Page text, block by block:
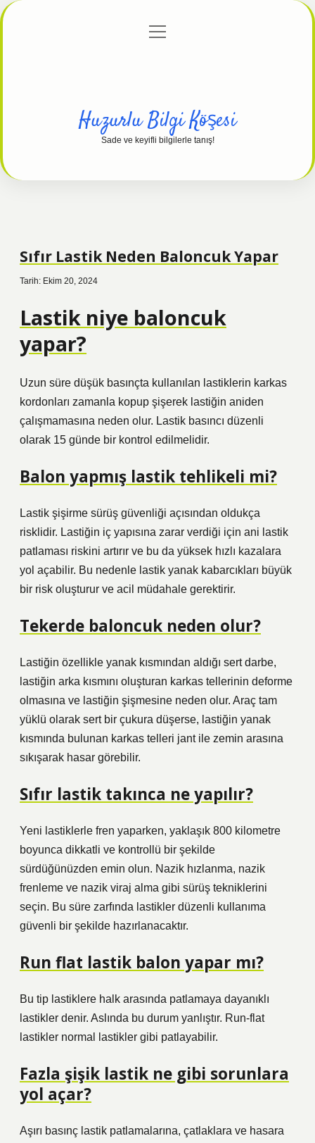
Gizlilik Politikası
menüyü
Huzurlu Bilgi Köşesi
Sade ve keyifli bilgilerle tanış!
Sıfır Lastik Neden Baloncuk Yapar
Tarih: Ekim 20, 2024
Lastik niye baloncuk
yapar?
Uzun süre düşük basınçta kullanılan lastiklerin karkas
kordonları zamanla kopup şişerek lastiğin aniden
çalışmamasına neden olur. Lastik basıncı düzenli
olarak 15 günde bir kontrol edilmelidir.
Balon yapmış lastik tehlikeli mi?
Lastik şişirme sürüş güvenliği açısından oldukça
risklidir. Lastiğin iç yapısına zarar verdiği için ani lastik
patlaması riskini artırır ve bu da yüksek hızlı kazalara
yol açabilir. Bu nedenle lastik yanak kabarcıkları büyük
bir risk oluşturur ve acil müdahale gerektirir.
Tekerde baloncuk neden olur?
Lastiğin özellikle yanak kısmından aldığı sert darbe,
lastiğin arka kısmını oluşturan karkas tellerinin deforme
olmasına ve lastiğin şişmesine neden olur. Araç tam
yüklü olarak sert bir çukura düşerse, lastiğin yanak
kısmında bulunan karkas telleri jant ile zemin arasına
sıkışarak hasar görebilir.
Sıfır lastik takınca ne yapılır?
Yeni lastiklerle fren yaparken, yaklaşık 800 kilometre
boyunca dikkatli ve kontrollü bir şekilde
sürdüğünüzden emin olun. Nazik hızlanma, nazik
frenleme ve nazik viraj alma gibi sürüş tekniklerini
seçin. Bu süre zarfında lastikler düzenli kullanıma
güvenli bir şekilde hazırlanacaktır.
Run flat lastik balon yapar mı?
Bu tip lastiklere halk arasında patlamaya dayanıklı
lastikler denir. Aslında bu durum yanlıştır. Run-flat
lastikler normal lastikler gibi patlayabilir.
Fazla şişik lastik ne gibi sorunlara
yol açar?
Aşırı basınç lastik patlamalarına, çatlaklara ve hasara